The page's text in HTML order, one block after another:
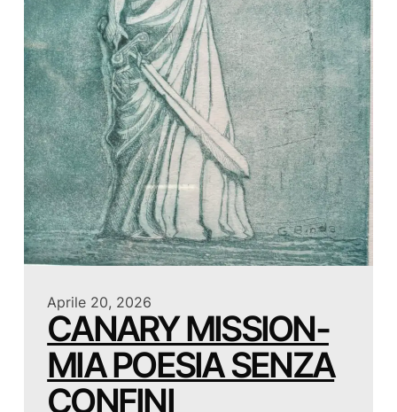
Aprile 20, 2026
CANARY MISSION-
MIA POESIA SENZA
CONFINI